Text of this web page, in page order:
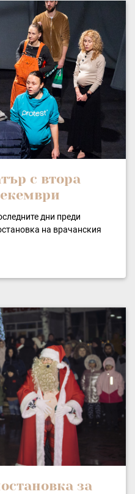
с втора
дни преди
на врачанския
за